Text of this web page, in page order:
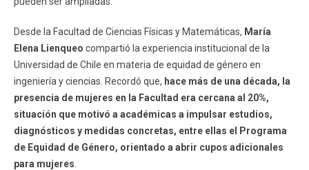
Desde la Facultad de Ciencias Físicas y Matemáticas, María
Elena Lienqueo compartió la experiencia institucional de la
Universidad de Chile en materia de equidad de género en
ingeniería y ciencias. Recordó que, hace más de una década, la
presencia de mujeres en la Facultad era cercana al 20%,
situación que motivó a académicas a impulsar estudios,
diagnósticos y medidas concretas, entre ellas el Programa
de Equidad de Género, orientado a abrir cupos adicionales
para mujeres